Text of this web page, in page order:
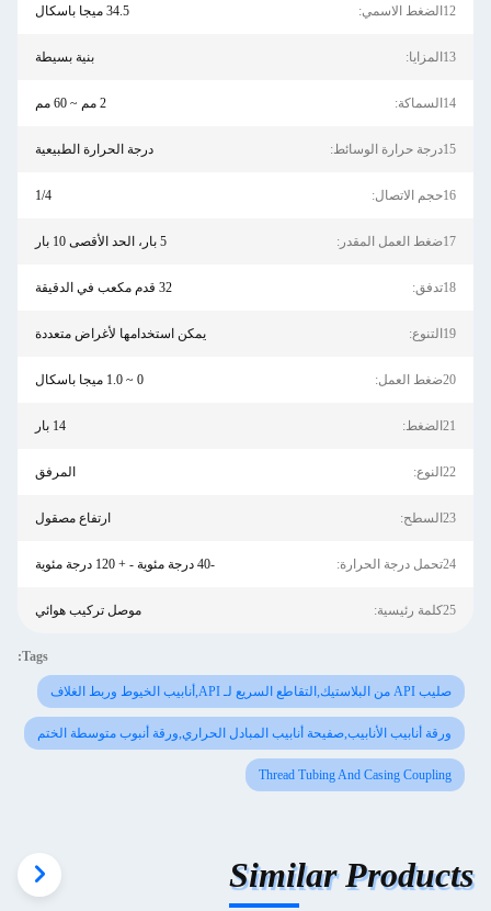
12الضغط الاسمي: 34.5 ميجا باسكال
13المزايا: بنية بسيطة
14السماكة: 2 مم ~ 60 مم
15درجة حرارة الوسائط: درجة الحرارة الطبيعية
16حجم الاتصال: 1/4
17ضغط العمل المقدر: 5 بار، الحد الأقصى 10 بار
18تدفق: 32 قدم مكعب في الدقيقة
19التنوع: يمكن استخدامها لأغراض متعددة
20ضغط العمل: 0 ~ 1.0 ميجا باسكال
21الضغط: 14 بار
22النوع: المرفق
23السطح: ارتفاع مصقول
24تحمل درجة الحرارة: -40 درجة مئوية - + 120 درجة مئوية
25كلمة رئيسية: موصل تركيب هوائي
Tags:
صليب API من البلاستيك,التقاطع السريع لـ API,أنابيب الخيوط وربط الغلاف
ورقة أنابيب الأنابيب,صفيحة أنابيب المبادل الحراري,ورقة أنبوب متوسطة الختم
Thread Tubing And Casing Coupling
Similar Products